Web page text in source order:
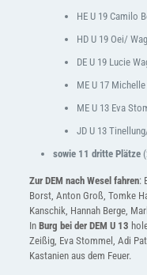
HE U 19 Camilo
HD U 19 Oei/
DE U 19 Lucie
ME U 17
ME U 13 Eva
JD U 13
sowie 11 dritte Plätze
Zur DEM nach Wesel fahren:
Borst, Anton Groß, Tomke
Kanschik, Hannah Berge,
In Burg bei der DEM U 13
Zeißig, Eva Stommel, Adi
Kastanien aus dem Feuer.